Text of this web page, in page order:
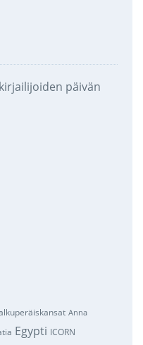
päivän
Anna
Egypti ICORN